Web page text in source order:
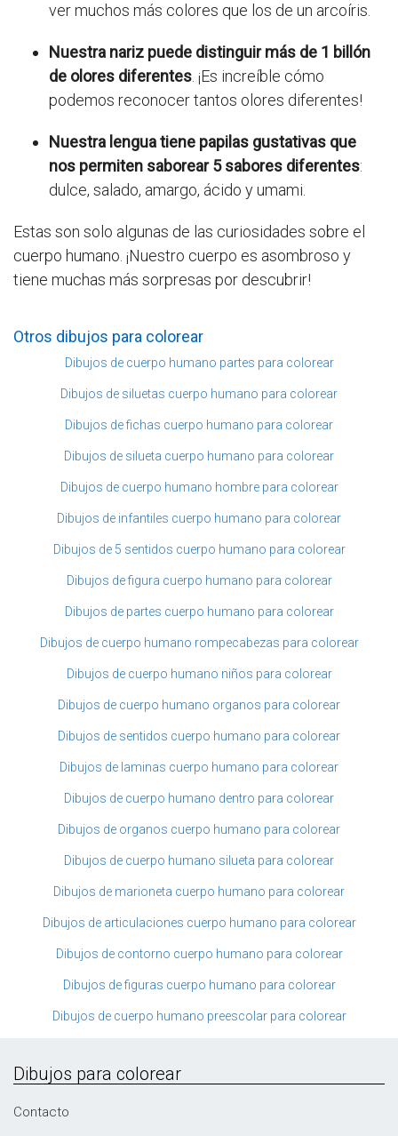
ver muchos más colores que los de un arcoíris.
Nuestra nariz puede distinguir más de 1 billón
de olores diferentes. ¡Es increíble cómo
podemos reconocer tantos olores diferentes!
Nuestra lengua tiene papilas gustativas que
nos permiten saborear 5 sabores diferentes:
dulce, salado, amargo, ácido y umami.
Estas son solo algunas de las curiosidades sobre el
cuerpo humano. ¡Nuestro cuerpo es asombroso y
tiene muchas más sorpresas por descubrir!
Otros dibujos para colorear
Dibujos de cuerpo humano partes para colorear
Dibujos de siluetas cuerpo humano para colorear
Dibujos de fichas cuerpo humano para colorear
Dibujos de silueta cuerpo humano para colorear
Dibujos de cuerpo humano hombre para colorear
Dibujos de infantiles cuerpo humano para colorear
Dibujos de 5 sentidos cuerpo humano para colorear
Dibujos de figura cuerpo humano para colorear
Dibujos de partes cuerpo humano para colorear
Dibujos de cuerpo humano rompecabezas para colorear
Dibujos de cuerpo humano niños para colorear
Dibujos de cuerpo humano organos para colorear
Dibujos de sentidos cuerpo humano para colorear
Dibujos de laminas cuerpo humano para colorear
Dibujos de cuerpo humano dentro para colorear
Dibujos de organos cuerpo humano para colorear
Dibujos de cuerpo humano silueta para colorear
Dibujos de marioneta cuerpo humano para colorear
Dibujos de articulaciones cuerpo humano para colorear
Dibujos de contorno cuerpo humano para colorear
Dibujos de figuras cuerpo humano para colorear
Dibujos de cuerpo humano preescolar para colorear
Dibujos para colorear
Contacto